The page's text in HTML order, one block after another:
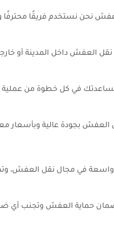
عفش نحن نستخدم فريقًا
داخل المدينة أو
ومساعدتك في كل خطوة من
العفش بجودة عالية وبأسعار
في مجال نقل العفش،
حماية العفش وتجنب أي ضرر